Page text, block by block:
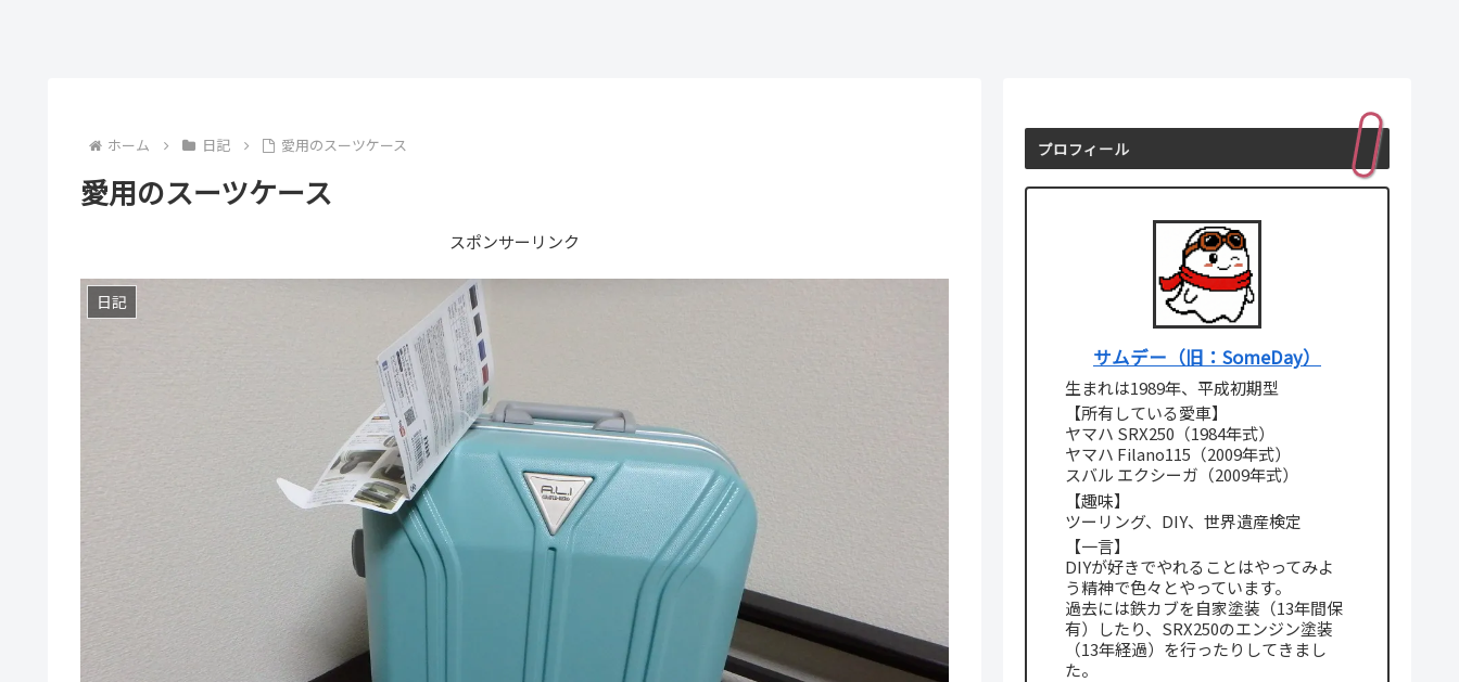
ホーム 日記 愛用のスーツケース
愛用のスーツケース
スポンサーリンク
日記
プロフィール
サムデー（旧：SomeDay）
生まれは1989年、平成初期型
【所有している愛車】
ヤマハ SRX250（1984年式）
ヤマハ Filano115（2009年式）
スバル エクシーガ（2009年式）
【趣味】
ツーリング、DIY、世界遺産検定
【一言】
DIYが好きでやれることはやってみよ
う精神で色々とやっています。
過去には鉄カブを自家塗装（13年間保
有）したり、SRX250のエンジン塗装
（13年経過）を行ったりしてきまし
た。